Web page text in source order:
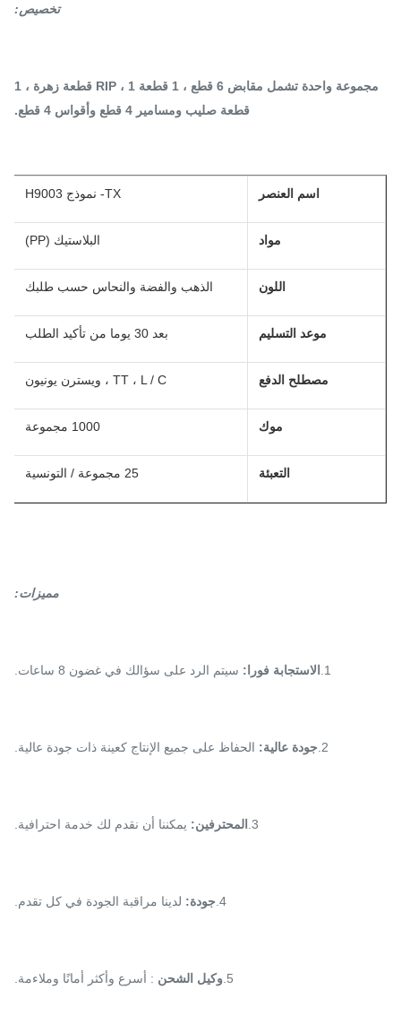
تخصيص:
مجموعة واحدة تشمل مقابض 6 قطع ، 1 قطعة RIP ، 1 قطعة زهرة ، 1
قطعة صليب ومسامير 4 قطع وأقواس 4 قطع.
اسم العنصر TX- نموذج H9003
مواد البلاستيك (PP)
اللون الذهب والفضة والنحاس حسب طلبك
موعد التسليم بعد 30 يوما من تأكيد الطلب
مصطلح الدفع TT ، L / C ، ويسترن يونيون
موك 1000 مجموعة
التعبئة 25 مجموعة / التونسية
مميزات:
1. الاستجابة فورا: سيتم الرد على سؤالك في غضون 8 ساعات.
2. جودة عالية: الحفاظ على جميع الإنتاج كعينة ذات جودة عالية.
3. المحترفين: يمكننا أن نقدم لك خدمة احترافية.
4. جودة: لدينا مراقبة الجودة في كل تقدم.
5. وكيل الشحن : أسرع وأكثر أمانًا وملاءمة.